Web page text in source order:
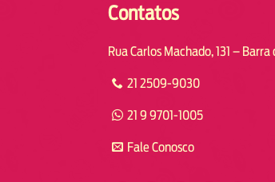
Contatos
Rua Carlos Machado, 131 –
21 2509-9030
21 9 9701-1005
Fale Conosco